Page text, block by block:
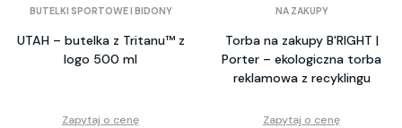
BUTELKI SPORTOWE I BIDONY
UTAH – butelka z Tritanu™ z
logo 500 ml
Zapytaj o cenę
NA ZAKUPY
Torba na zakupy B'RIGHT |
Porter – ekologiczna torba
reklamowa z recyklingu
Zapytaj o cenę